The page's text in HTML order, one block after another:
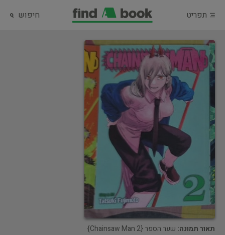
תפריט חיפוש
תאור תמונה: שער הספר {Chainsaw Man 2}